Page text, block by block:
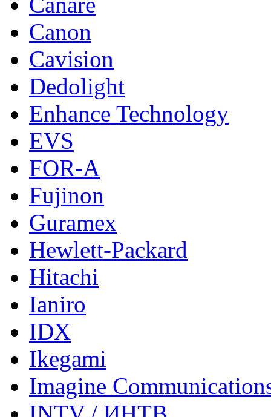
Canon
Cavision
Dedolight
Enhance Technology
EVS
FOR-A
Fujinon
Guramex
Hewlett-Packard
Hitachi
Ianiro
IDX
Ikegami
Imagine